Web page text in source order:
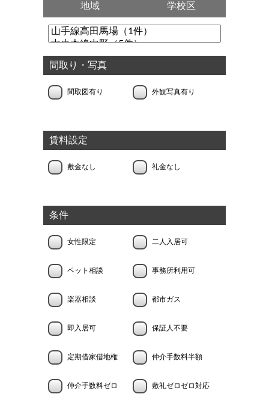
地域 学校区
間取り・写真
間取図有り 外観写真有り
賃料設定
敷金なし 礼金なし
条件
女性限定 二人入居可
ペット相談 事務所利用可
楽器相談 都市ガス
即入居可 保証人不要
定期借家借地権 仲介手数料半額
仲介手数料ゼロ 敷礼ゼロゼロ対応